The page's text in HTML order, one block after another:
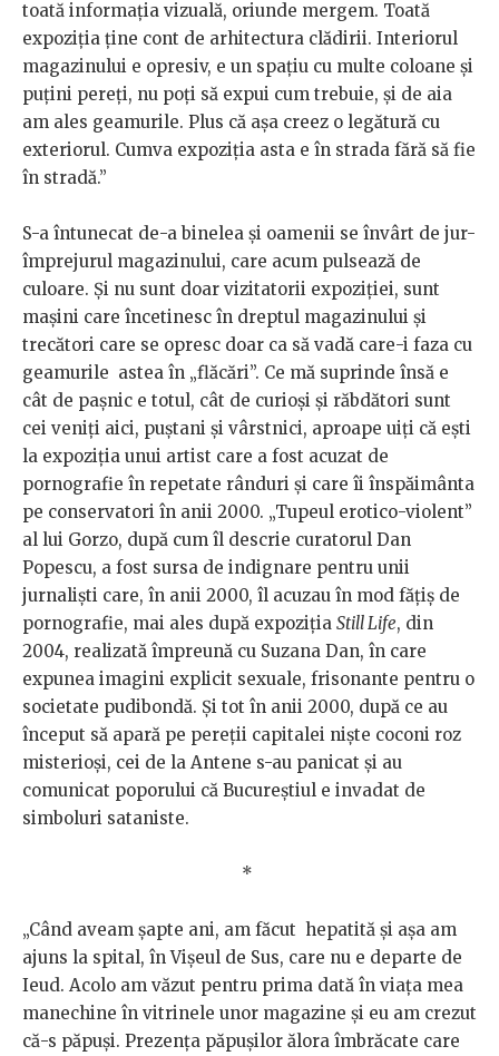
toată informația vizuală, oriunde mergem. Toată
expoziția ține cont de arhitectura clădirii. Interiorul
magazinului e opresiv, e un spațiu cu multe coloane și
puțini pereți, nu poți să expui cum trebuie, și de aia
am ales geamurile. Plus că așa creez o legătură cu
exteriorul. Cumva expoziția asta e în strada fără să fie
în stradă.”
S-a întunecat de-a binelea și oamenii se învârt de jur-
împrejurul magazinului, care acum pulsează de
culoare. Și nu sunt doar vizitatorii expoziției, sunt
mașini care încetinesc în dreptul magazinului și
trecători care se opresc doar ca să vadă care-i faza cu
geamurile astea în „flăcări”. Ce mă suprinde însă e
cât de pașnic e totul, cât de curioși și răbdători sunt
cei veniți aici, puștani și vârstnici, aproape uiți că ești
la expoziția unui artist care a fost acuzat de
pornografie în repetate rânduri și care îi înspăimânta
pe conservatori în anii 2000. „Tupeul erotico-violent”
al lui Gorzo, după cum îl descrie curatorul Dan
Popescu, a fost sursa de indignare pentru unii
jurnaliști care, în anii 2000, îl acuzau în mod fățiș de
pornografie, mai ales după expoziția Still Life, din
2004, realizată împreună cu Suzana Dan, în care
expunea imagini explicit sexuale, frisonante pentru o
societate pudibondă. Și tot în anii 2000, după ce au
început să apară pe pereții capitalei niște coconi roz
misterioși, cei de la Antene s-au panicat și au
comunicat poporului că Bucureștiul e invadat de
simboluri sataniste.
*
„Când aveam șapte ani, am făcut hepatită și așa am
ajuns la spital, în Vișeul de Sus, care nu e departe de
Ieud. Acolo am văzut pentru prima dată în viața mea
manechine în vitrinele unor magazine și eu am crezut
că-s păpuși. Prezența păpușilor ălora îmbrăcate care